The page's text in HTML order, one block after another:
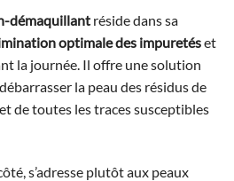
démaquillant réside dans sa
optimale des impuretéset
la journée. Il offre une solution
la peau des résidus de
de toutes les traces susceptibles
s’adresse plutôt aux peaux